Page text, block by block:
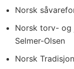
Norsk
Norsk torv- og
Selmer-Olsen
Norsk